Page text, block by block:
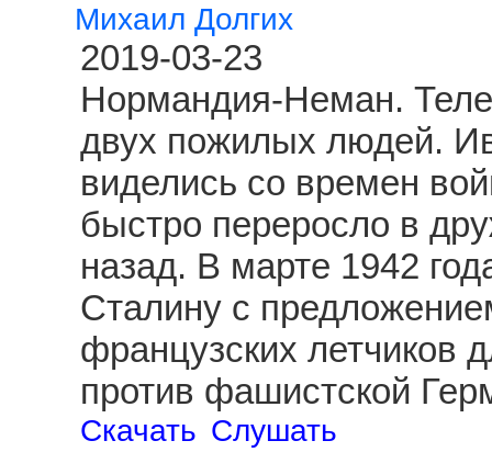
Михаил Долгих
2019-03-23
Нормандия-Неман.
двух пожилых людей.
виделись со времен
быстро переросло в
назад. В марте 1942
Сталину с
французских летчиков
против фашистской
Скачать Слушать